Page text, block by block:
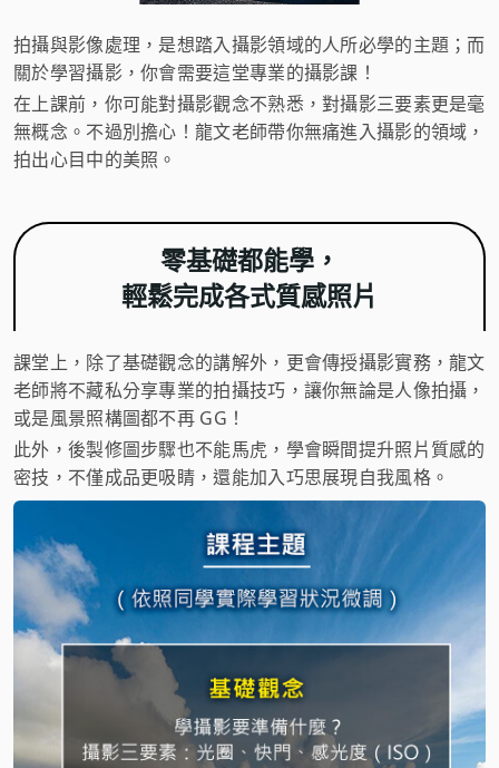
拍攝與影像處理，是想踏入攝影領域的人所必學的主題；而
關於學習攝影，你會需要這堂專業的攝影課！
在上課前，你可能對攝影觀念不熟悉，對攝影三要素更是毫
無概念。不過別擔心！龍文老師帶你無痛進入攝影的領域，
拍出心目中的美照。
零基礎都能學，
輕鬆完成各式質感照片
課堂上，除了基礎觀念的講解外，更會傳授攝影實務，龍文
老師將不藏私分享專業的拍攝技巧，讓你無論是人像拍攝，
或是風景照構圖都不再 GG！
此外，後製修圖步驟也不能馬虎，學會瞬間提升照片質感的
密技，不僅成品更吸睛，還能加入巧思展現自我風格。